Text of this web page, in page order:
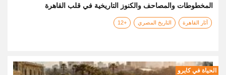
المخطوطات والمصاحف والكنوز التاريخية في قلب القاهرة
آثار القاهرة التاريخ المصري +12
الحياة في كايرو